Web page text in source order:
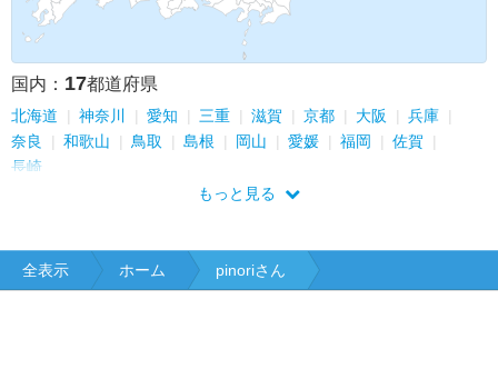
国内： 17都道府県
北海道 神奈川 愛知 三重 滋賀 京都 大阪
兵庫
奈良
和歌山 鳥取 島根 岡山 愛媛 福岡
佐賀
長崎
もっと見る
全表示 ホーム pinoriさん